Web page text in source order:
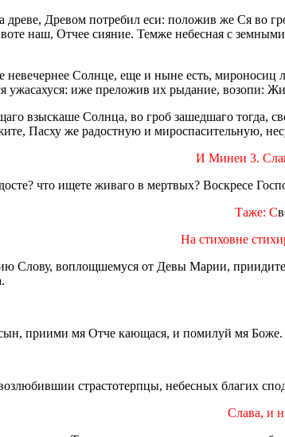
древе, Древом потребил еси: положив же Ся во
наш, Отчее сияние. Темже небесная с
Солнце, еще и ныне есть, мироносиц
ужасахуся: иже преложив их рыдание, возопи:
взыскаше Солнца, во гроб зашедшаго тогда,
Пасху же радостную и мироспасительную,
И Минеи 3.
что ищете живаго в мертвых? Воскресе
Таже: С
На стиховне
Слову, воплощшемуся от Девы Марии, приидите
приими мя Отче кающася, и помилуй мя Боже.
страстотерпцы, небесных благих
Слава, и